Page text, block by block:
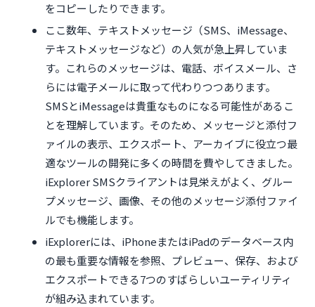
をコピーしたりできます。
ここ数年、テキストメッセージ（SMS、iMessage、
テキストメッセージなど）の人気が急上昇していま
す。これらのメッセージは、電話、ボイスメール、さ
らには電子メールに取って代わりつつあります。
SMSとiMessageは貴重なものになる可能性があるこ
とを理解しています。そのため、メッセージと添付フ
ァイルの表示、エクスポート、アーカイブに役立つ最
適なツールの開発に多くの時間を費やしてきました。
iExplorer SMSクライアントは見栄えがよく、グルー
プメッセージ、画像、その他のメッセージ添付ファイ
ルでも機能します。
iExplorerには、iPhoneまたはiPadのデータベース内
の最も重要な情報を参照、プレビュー、保存、および
エクスポートできる7つのすばらしいユーティリティ
が組み込まれています。